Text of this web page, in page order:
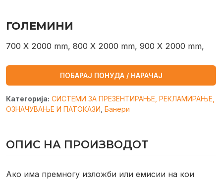
ГОЛЕМИНИ
700 X 2000 mm, 800 X 2000 mm, 900 X 2000 mm,
ПОБАРАЈ ПОНУДА / НАРАЧАЈ
Категорија: СИСТЕМИ ЗА ПРЕЗЕНТИРАЊЕ, РЕКЛАМИРАЊЕ,
ОЗНАЧУВАЊЕ И ПАТОКАЗИ Банери
ОПИС НА ПРОИЗВОДОТ
Ако има премногу изложби или емисии на кои